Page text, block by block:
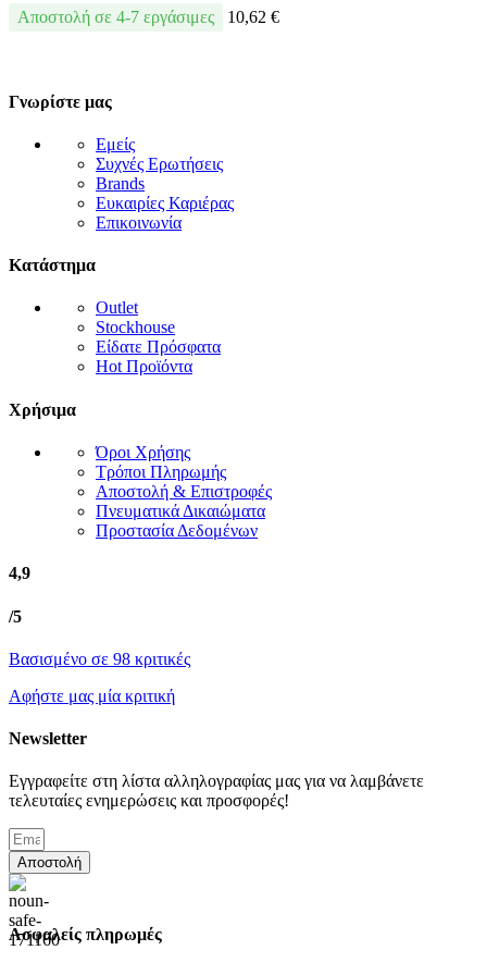
Αποστολή σε 4-7 εργάσιμες 10,62 €
Γνωρίστε μας
Εμείς
Συχνές Ερωτήσεις
Brands
Ευκαιρίες Καριέρας
Επικοινωνία
Κατάστημα
Outlet
Stockhouse
Είδατε Πρόσφατα
Hot Προϊόντα
Χρήσιμα
Όροι Χρήσης
Τρόποι Πληρωμής
Αποστολή & Επιστροφές
Πνευματικά Δικαιώματα
Προστασία Δεδομένων
4,9
/5
Βασισμένο σε 98 κριτικές
Αφήστε μας μία κριτική
Newsletter
Εγγραφείτε στη λίστα αλληλογραφίας μας για να λαμβάνετε
τελευταίες ενημερώσεις και προσφορές!
Αποστολή
Ασφαλείς πληρωμές